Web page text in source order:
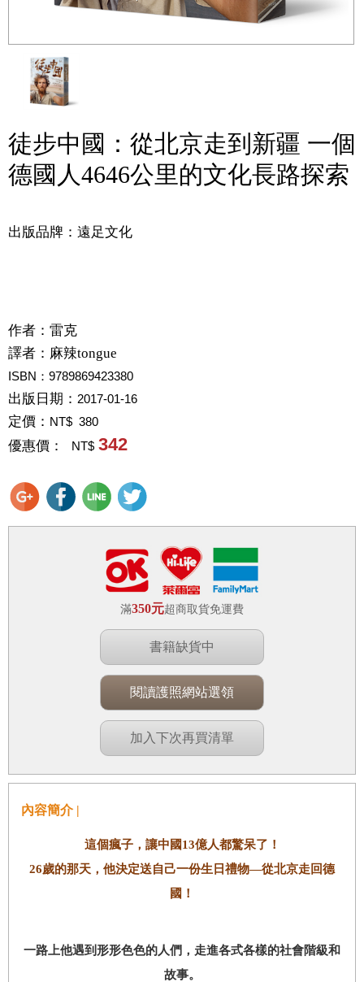
徒步中國：從北京走到新疆 一個
德國人4646公里的文化長路探索
出版品牌：遠足文化
作者： 雷克
譯者： 麻辣tongue
ISBN：9789869423380
出版日期： 2017-01-16
定價： NT$ 380
優惠價： NT$ 342
滿350元超商取貨免運費
書籍缺貨中
閱讀護照網站選領
加入下次再買清單
內容簡介 |
這個瘋子，讓中國13億人都驚呆了！
26歲的那天，他決定送自己一份生日禮物—從北京走回德
國！
一路上他遇到形形色色的人們，走進各式各樣的社會階級和
故事。